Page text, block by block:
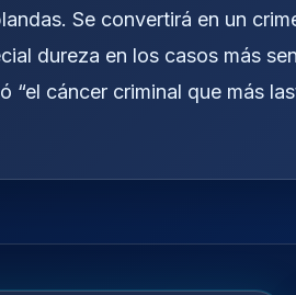
Se convertirá en un
dureza en los casos más
cáncer criminal que más